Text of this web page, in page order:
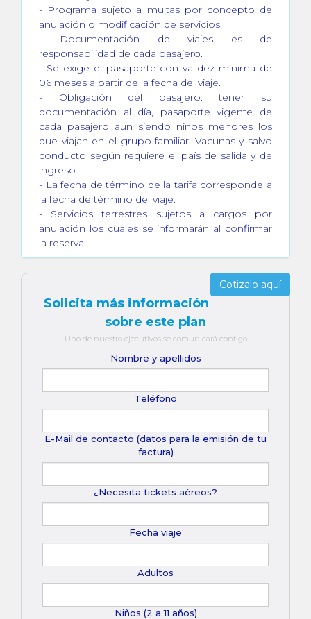
- Programa sujeto a multas por concepto de
anulación o modificación de servicios.
- Documentación de viajes es de
responsabilidad de cada pasajero.
- Se exige el pasaporte con validez mínima de
06 meses a partir de la fecha del viaje.
- Obligación del pasajero: tener su
documentación al día, pasaporte vigente de
cada pasajero aun siendo niños menores los
que viajan en el grupo familiar. Vacunas y salvo
conducto según requiere el país de salida y de
ingreso.
- La fecha de término de la tarifa corresponde a
la fecha de término del viaje.
- Servicios terrestres sujetos a cargos por
anulación los cuales se informarán al confirmar
la reserva.
Cotizalo aquí
Solicita más información
sobre este plan
Uno de nuestro ejecutivos se comunicará contigo
Nombre y apellidos
Teléfono
E-Mail de contacto (datos para la emisión de tu
factura)
¿Necesita tickets aéreos?
Fecha viaje
Adultos
Niños (2 a 11 años)